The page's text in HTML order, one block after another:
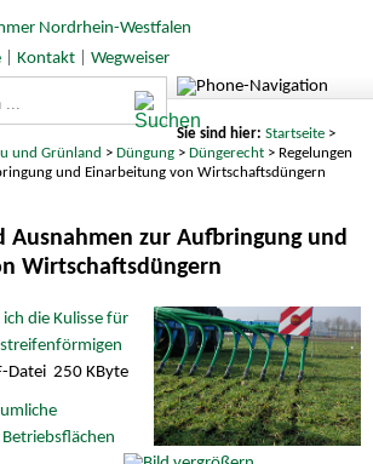
| Kontakt| Wegweiser
Sie sind hier: Startseite>
und Grünland >Düngung >Düngerecht > Regelungen
und Einarbeitung von Wirtschaftsdüngern
Ausnahmen zur Aufbringung und
Wirtschaftsdüngern
die Kulisse für
250 KByte